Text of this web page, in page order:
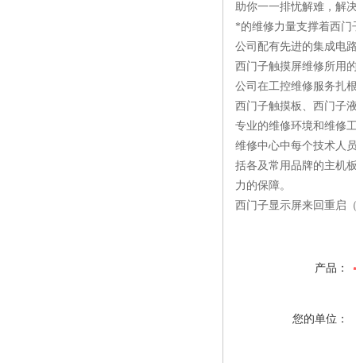
助你一一排忧解难，解
*的维修力量支撑着西
公司配有先进的集成电
西门子触摸屏维修所用
公司在工控维修服务扎
西门子触摸板、西门子
专业的维修环境和维修
维修中心中每个技术人
括各及常用品牌的主机
力的保障。
西门子显示屏来回重启
产品：
您的单位：